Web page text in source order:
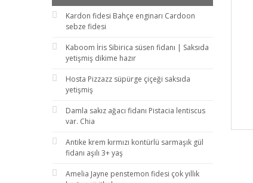
Kardon fidesi Bahçe enginarı Cardoon
sebze fidesi
Kaboom İris Sibirica süsen fidanı | Saksıda
yetişmiş dikime hazır
Hosta Pizzazz süpürge çiçeği saksıda
yetişmiş
Damla sakız ağacı fidanı Pistacia lentiscus
var. Chia
Antike krem kırmızı kontürlü sarmaşık gül
fidanı aşılı 3+ yaş
Amelia Jayne penstemon fidesi çok yıllık